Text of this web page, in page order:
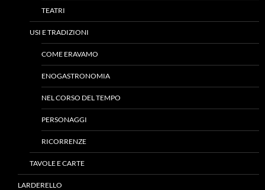
TEATRI
USI E TRADIZIONI
COME ERAVAMO
ENOGASTRONOMIA
NEL CORSO DEL TEMPO
PERSONAGGI
RICORRENZE
TAVOLE E CARTE
LARDERELLO